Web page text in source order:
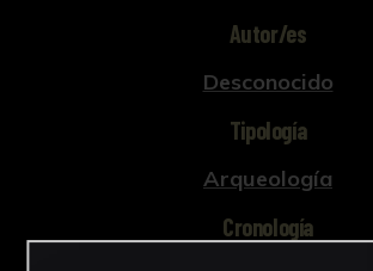
Autor/es
Desconocido
Tipología
Arqueología
Cronología